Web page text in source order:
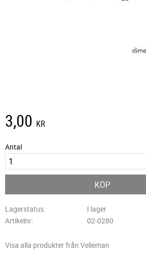
3,00 KR
Antal
KÖP
Lagerstatus
I lager
Artikelnr
02-0280
Visa alla produkter från Velleman